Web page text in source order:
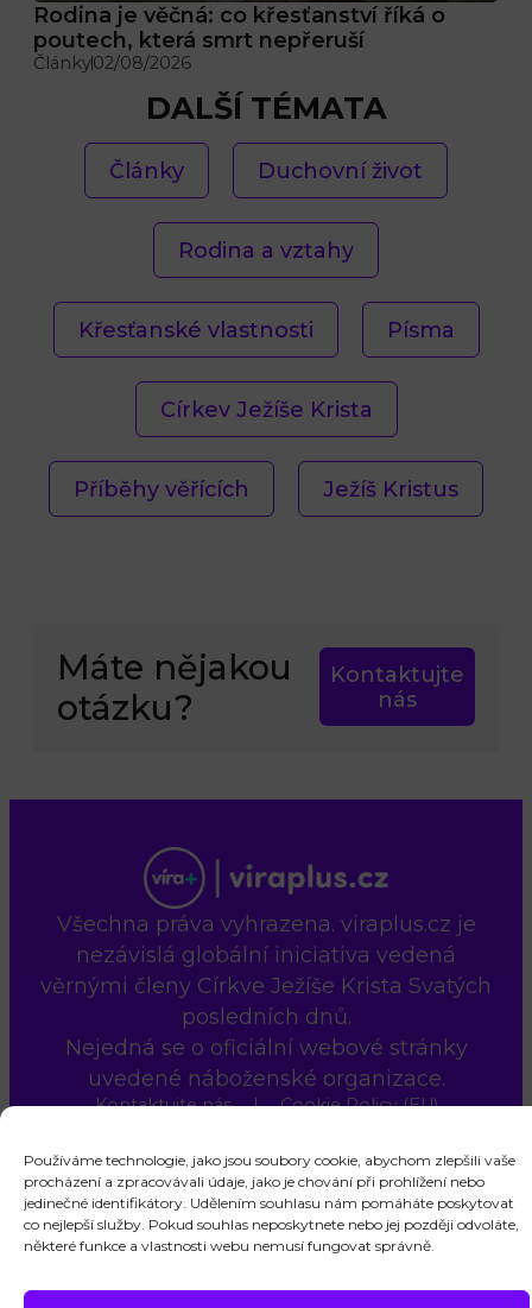
Používáme technologie, jako jsou soubory cookie, abychom zlepšili vaše
procházení a zpracovávali údaje, jako je chování při prohlížení nebo
jedinečné identifikátory. Udělením souhlasu nám pomáháte poskytovat
co nejlepší služby. Pokud souhlas neposkytnete nebo jej později odvoláte,
některé funkce a vlastnosti webu nemusí fungovat správně.
Rodina je věčná: co křesťanství říká o
poutech, která smrt nepřeruší
Články02/08/2026
DALŠÍ TÉMATA
Články Duchovní život
Rodina a vztahy
Křesťanské vlastnosti Písma
Církev Ježíše Krista
Příběhy věřících Ježíš Kristus
Máte nějakou
otázku?
Kontaktujte
nás
Všechna práva vyhrazena. viraplus.cz je
nezávislá globální iniciativa vedená
věrnými členy Církve Ježíše Krista Svatých
posledních dnů.
Nejedná se o oficiální webové stránky
uvedené náboženské organizace.
Kontaktujte nás Cookie Policy (EU)